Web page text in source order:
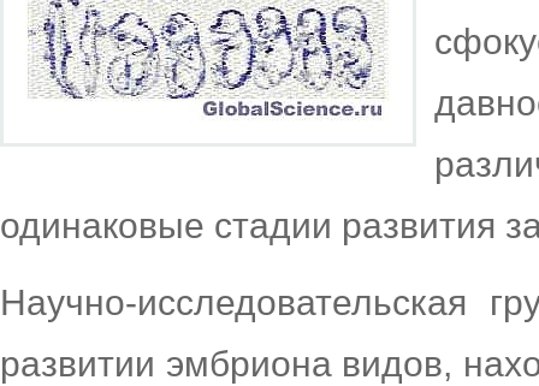
одинаковые стадии развития
Научно-исследовательская
развитии эмбриона видов,